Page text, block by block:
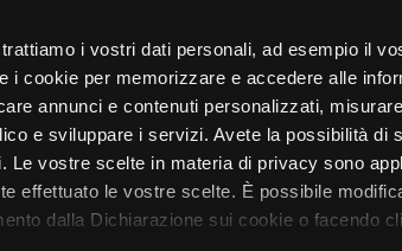
trattiamo i vostri dati personali, ad esempio il
i cookie per memorizzare e accedere alle
annunci e contenuti personalizzati,
e sviluppare i servizi. Avete la possibilità di
Le vostre scelte in materia di privacy sono
effettuato le vostre scelte. È possibile
dalla Dichiarazione sui cookie o facendo
Patate Peperoni Piselli Pollo
Pomodori Ricotta Rum
Spinaci Tacchino Tonno Uova
Vodka Whisky Zucca Zucchine